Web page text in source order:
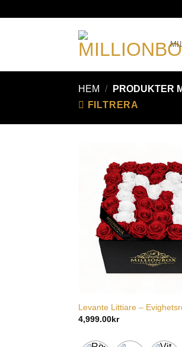
HEM /
PRODUKTER
FILTRERA
Levante Littiare –
4,999.00kr